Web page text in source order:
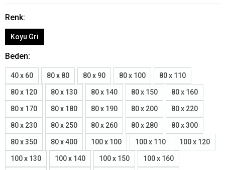
Renk:
Koyu Gri
Beden:
40 x 60 80 x 80 80 x 90 80 x 100 80 x 110
80 x 120 80 x 130 80 x 140 80 x 150 80 x 160
80 x 170 80 x 180 80 x 190 80 x 200 80 x 220
80 x 230 80 x 250 80 x 260 80 x 280 80 x 300
80 x 350 80 x 400 100 x 100 100 x 110 100 x 120
100 x 130 100 x 140 100 x 150 100 x 160